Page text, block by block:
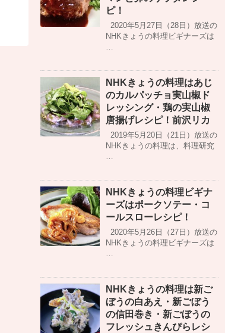
ピ！
2020年5月27日（28日）放送の
NHKきょうの料理ビギナーズは
…
NHKきょうの料理はあじ
のカルパッチョ実山椒ド
レッシング・鶏の実山椒
唐揚げレシピ！前沢リカ
2019年5月20日（21日）放送の
NHKきょうの料理は、料理研究
…
NHKきょうの料理ビギナ
ーズはポークソテー・コ
ールスローレシピ！
2020年5月26日（27日）放送の
NHKきょうの料理ビギナーズは
…
NHKきょうの料理は新ご
ぼうの白あえ・新ごぼう
の信田巻き・新ごぼうの
フレッシュきんぴらレシ